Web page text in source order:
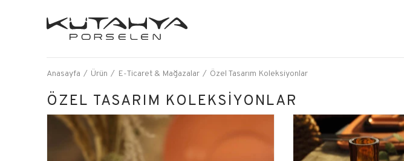
Anasayfa Ürün E-Ticaret & Mağazalar Özel Tasarım Koleksiyonlar
ÖZEL TASARIM KOLEKSİYONLAR